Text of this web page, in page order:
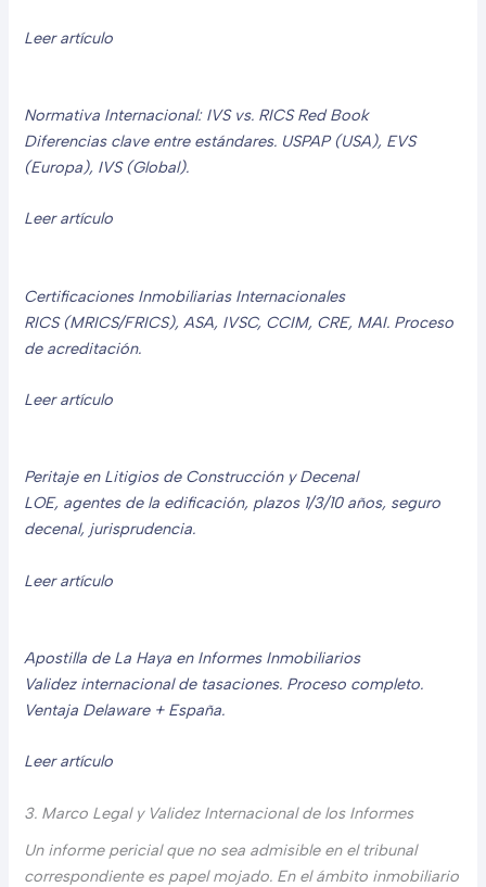
Leer artículo
Normativa Internacional: IVS vs. RICS Red Book
Diferencias clave entre estándares. USPAP (USA), EVS
(Europa), IVS (Global).
Leer artículo
Certificaciones Inmobiliarias Internacionales
RICS (MRICS/FRICS), ASA, IVSC, CCIM, CRE, MAI. Proceso
de acreditación.
Leer artículo
Peritaje en Litigios de Construcción y Decenal
LOE, agentes de la edificación, plazos 1/3/10 años, seguro
decenal, jurisprudencia.
Leer artículo
Apostilla de La Haya en Informes Inmobiliarios
Validez internacional de tasaciones. Proceso completo.
Ventaja Delaware + España.
Leer artículo
3. Marco Legal y Validez Internacional de los Informes
Un informe pericial que no sea admisible en el tribunal
correspondiente es papel mojado. En el ámbito inmobiliario